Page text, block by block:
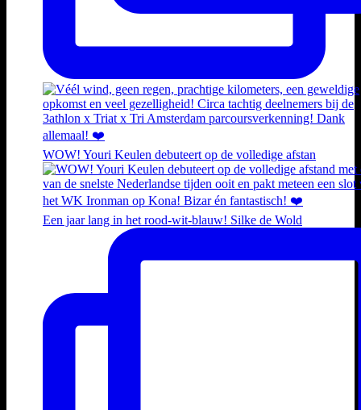
WOW! Youri Keulen debuteert op de volledige afstan
Een jaar lang in het rood-wit-blauw! Silke de Wold